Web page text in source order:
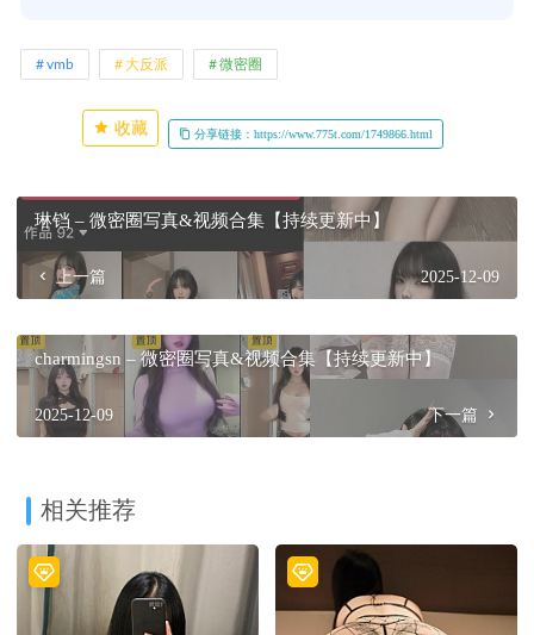
vmb 大反派 微密圈
收藏 分享链接：https://www.775t.com/1749866.html
琳铛 – 微密圈写真&视频合集【持续更新中】
上一篇 2025-12-09
charmingsn – 微密圈写真&视频合集【持续更新中】
2025-12-09 下一篇
相关推荐